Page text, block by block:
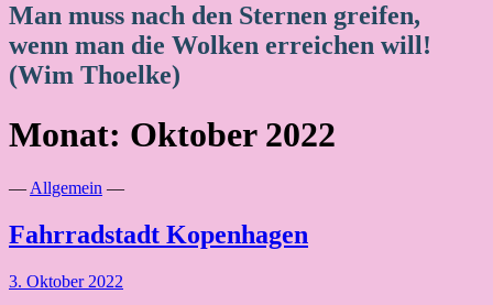
Man muss nach den Sternen greifen,
wenn man die Wolken erreichen will!
(Wim Thoelke)
Monat: Oktober 2022
— Allgemein —
Fahrradstadt Kopenhagen
3. Oktober 2022